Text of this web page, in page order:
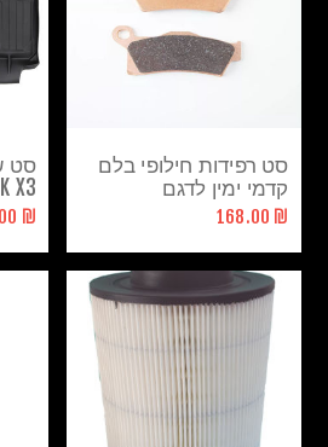
סט רפידות חילופי בלם
קדמי ימין לדגם
אאוטלנדר\רנגייד
₪ 168.00
סט
X3
₪ 675.00